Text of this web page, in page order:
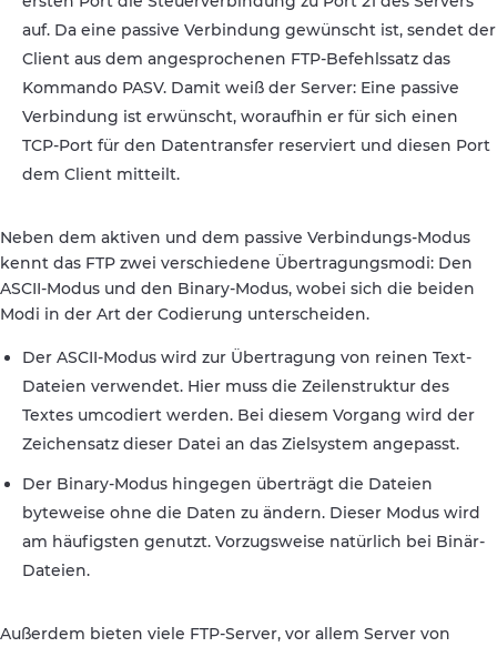
auf. Da eine passive Verbindung gewünscht ist, sendet der
Client aus dem angesprochenen FTP-Befehlssatz das
Kommando PASV. Damit weiß der Server: Eine passive
Verbindung ist erwünscht, woraufhin er für sich einen
TCP-Port für den Datentransfer reserviert und diesen Port
dem Client mitteilt.
Neben dem aktiven und dem passive Verbindungs-Modus
kennt das FTP zwei verschiedene Übertragungsmodi: Den
ASCII-Modus und den Binary-Modus, wobei sich die beiden
Modi in der Art der Codierung unterscheiden.
Der ASCII-Modus wird zur Übertragung von reinen Text-
Dateien verwendet. Hier muss die Zeilenstruktur des
Textes umcodiert werden. Bei diesem Vorgang wird der
Zeichensatz dieser Datei an das Zielsystem angepasst.
Der Binary-Modus hingegen überträgt die Dateien
byteweise ohne die Daten zu ändern. Dieser Modus wird
am häufigsten genutzt. Vorzugsweise natürlich bei Binär-
Dateien.
Außerdem bieten viele FTP-Server, vor allem Server von